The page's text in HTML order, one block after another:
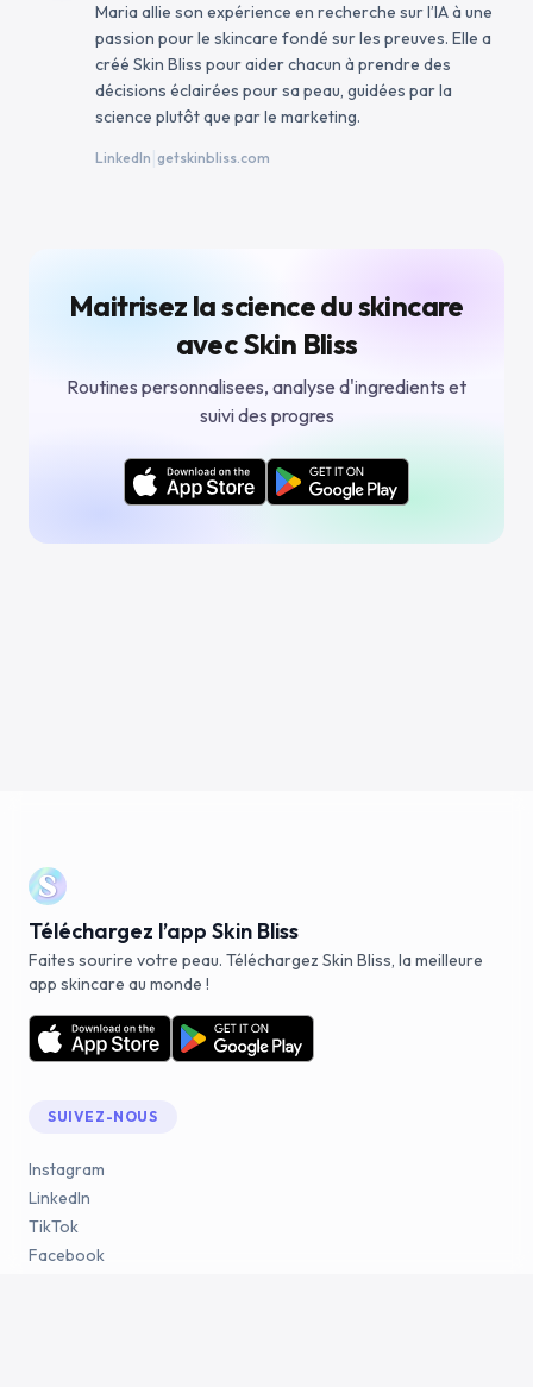
Maria allie son expérience en recherche sur l’IA à une
passion pour le skincare fondé sur les preuves. Elle a
créé Skin Bliss pour aider chacun à prendre des
décisions éclairées pour sa peau, guidées par la
science plutôt que par le marketing.
LinkedIn getskinbliss.com
Maitrisez la science du skincare
avec Skin Bliss
Routines personnalisees, analyse d'ingredients et
suivi des progres
Téléchargez l’app Skin Bliss
Faites sourire votre peau. Téléchargez Skin Bliss, la meilleure
app skincare au monde !
SUIVEZ-NOUS
Instagram
LinkedIn
TikTok
Facebook